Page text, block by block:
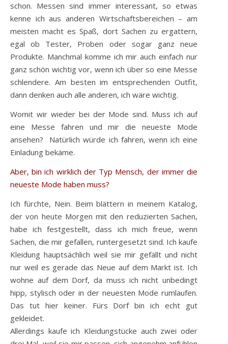
schon. Messen sind immer interessant, so etwas
kenne ich aus anderen Wirtschaftsbereichen – am
meisten macht es Spaß, dort Sachen zu ergattern,
egal ob Tester, Proben oder sogar ganz neue
Produkte. Manchmal komme ich mir auch einfach nur
ganz schön wichtig vor, wenn ich über so eine Messe
schlendere. Am besten im entsprechenden Outfit,
dann denken auch alle anderen, ich wäre wichtig.
Womit wir wieder bei der Mode sind. Muss ich auf
eine Messe fahren und mir die neueste Mode
ansehen? Natürlich würde ich fahren, wenn ich eine
Einladung bekäme.
Aber, bin ich wirklich der Typ Mensch, der immer die
neueste Mode haben muss?
Ich fürchte, Nein. Beim blättern in meinem Katalog,
der von heute Morgen mit den reduzierten Sachen,
habe ich festgestellt, dass ich mich freue, wenn
Sachen, die mir gefallen, runtergesetzt sind. Ich kaufe
Kleidung hauptsächlich weil sie mir gefällt und nicht
nur weil es gerade das Neue auf dem Markt ist. Ich
wohne auf dem Dorf, da muss ich nicht unbedingt
hipp, stylisch oder in der neuesten Mode rumlaufen.
Das tut hier keiner. Fürs Dorf bin ich echt gut
gekleidet.
Allerdings kaufe ich Kleidungstücke auch zwei oder